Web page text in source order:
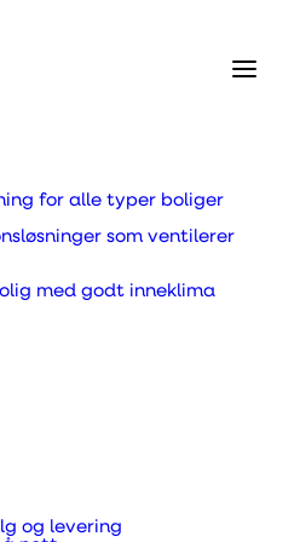
for alle typer boliger
som ventilerer
med godt inneklima
og levering
du
om
i en kjeller med et sunt